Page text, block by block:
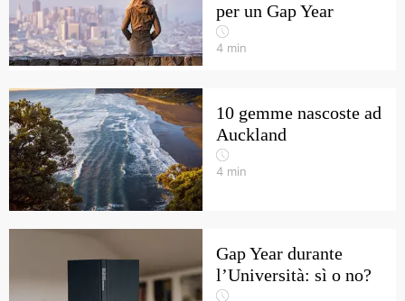
per un Gap Year
4 min
10 gemme nascoste ad
Auckland
4 min
Gap Year durante
l’Università: sì o no?